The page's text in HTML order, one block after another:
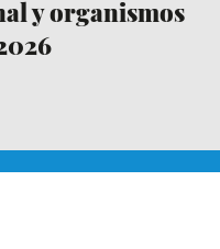
y organismos